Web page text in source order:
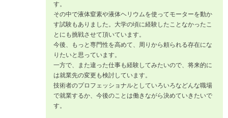
す。
その中で液体窒素や液体ヘリウムを使ってモーターを動か
す試験もありました。大学の頃に経験したことなかったこ
とにも挑戦させて頂いています。
今後、もっと専門性を高めて、周りから頼られる存在にな
りたいと思っています。
一方で、また違った仕事も経験してみたいので、将来的に
は就業先の変更も検討しています。
技術者のプロフェッショナルとしていろいろなどんな職場
で就業するか、今後のことは働きながら決めていきたいで
す。